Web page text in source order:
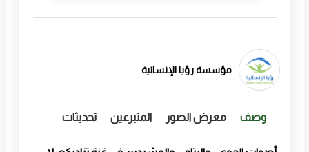
مؤسسة رؤيا الإنسانية
وصف معرض الصور المتبرعين تحديثات